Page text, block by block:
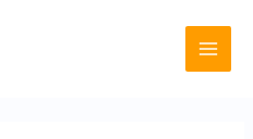
Main